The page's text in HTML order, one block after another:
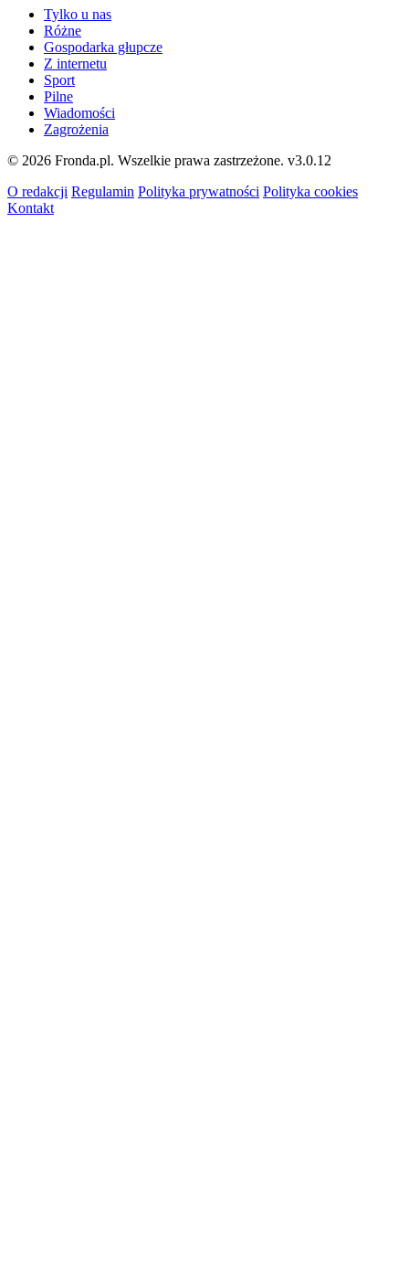
Tylko u nas
Różne
Gospodarka głupcze
Z internetu
Sport
Pilne
Wiadomości
Zagrożenia
© 2026 Fronda.pl. Wszelkie prawa zastrzeżone. v3.0.12
O redakcji Regulamin Polityka prywatności Polityka cookies
Kontakt